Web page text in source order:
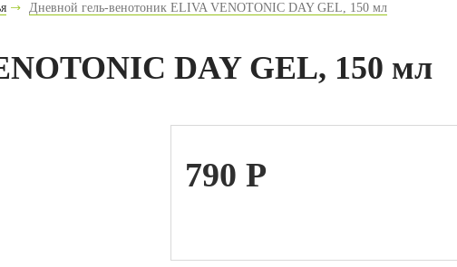
Дневной гель-венотоник ELIVA VENOTONIC DAY GEL, 150 мл
DAY GEL, 150 мл
790 P